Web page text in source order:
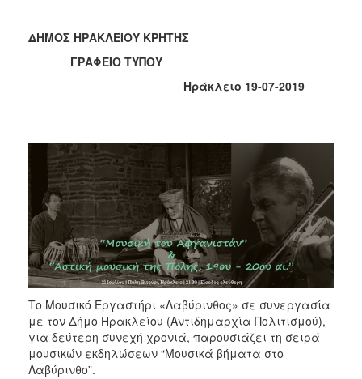
2019
2018
2013
2012
2011
2010
2006
ΔΗΜΟΤΗΣ
ΕΠΙΣΚΕΠΤΗΣ
ΔΗΜΟΣ ΗΡΑΚΛΕΙΟΥ ΚΡΗΤΗΣ
ΓΡΑΦΕΙΟ ΤΥΠΟΥ
Ηράκλειο 19-07-2019
Το Μουσικό Εργαστήρι «Λαβύρινθος» σε συνεργασία
με τον Δήμο Ηρακλείου (Αντιδημαρχία Πολιτισμού),
για δεύτερη συνεχή χρονιά, παρουσιάζει τη σειρά
μουσικών εκδηλώσεων “Μουσικά βήματα στο
Λαβύρινθο”.